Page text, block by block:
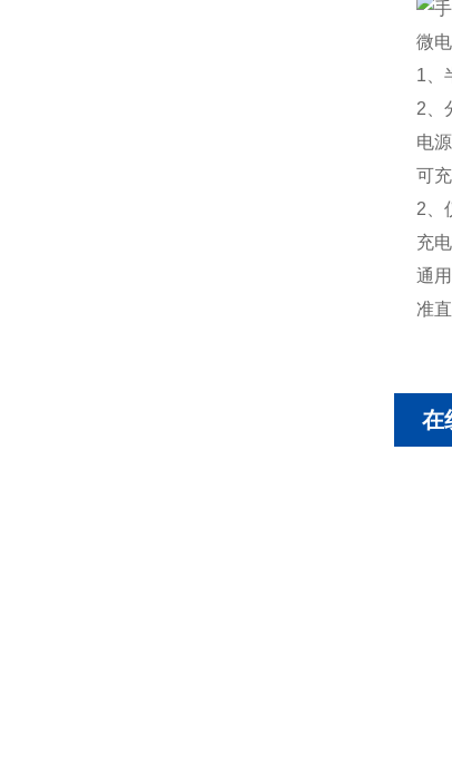
微
1、
2、
电源
可
2、
充
通
准
在